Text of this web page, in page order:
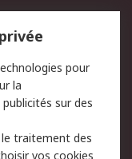
des E-mails
anti-
pour
la
sur des
traitement des
vos cookies